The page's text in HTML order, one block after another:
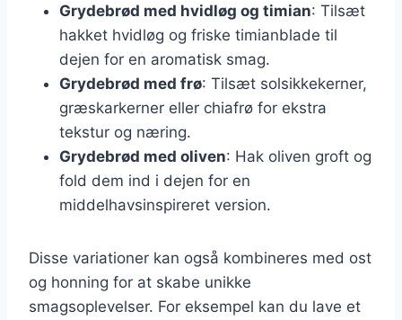
Grydebrød med hvidløg og timian: Tilsæt
hakket hvidløg og friske timianblade til
dejen for en aromatisk smag.
Grydebrød med frø: Tilsæt solsikkekerner,
græskarkerner eller chiafrø for ekstra
tekstur og næring.
Grydebrød med oliven: Hak oliven groft og
fold dem ind i dejen for en
middelhavsinspireret version.
Disse variationer kan også kombineres med ost
og honning for at skabe unikke
smagsoplevelser. For eksempel kan du lave et